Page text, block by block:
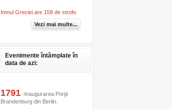
Imnul Greciei are 158 de strofe.
Vezi mai multe...
Evenimente întâmplate în
data de azi:
1791-Inaugurarea Porţii
Brandenburg din Berlin.